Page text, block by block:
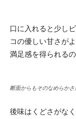
口に入れると少し
コの優しい甘さが
満足感を得られる
断面からもそのなめらかさ
後味はくどさがな